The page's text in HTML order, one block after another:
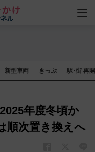
新型車両 きっぷ 駅･街 再
年度冬頃か
順次置き換えへ